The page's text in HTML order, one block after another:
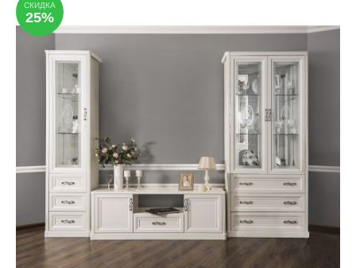
СКИДКА
25%